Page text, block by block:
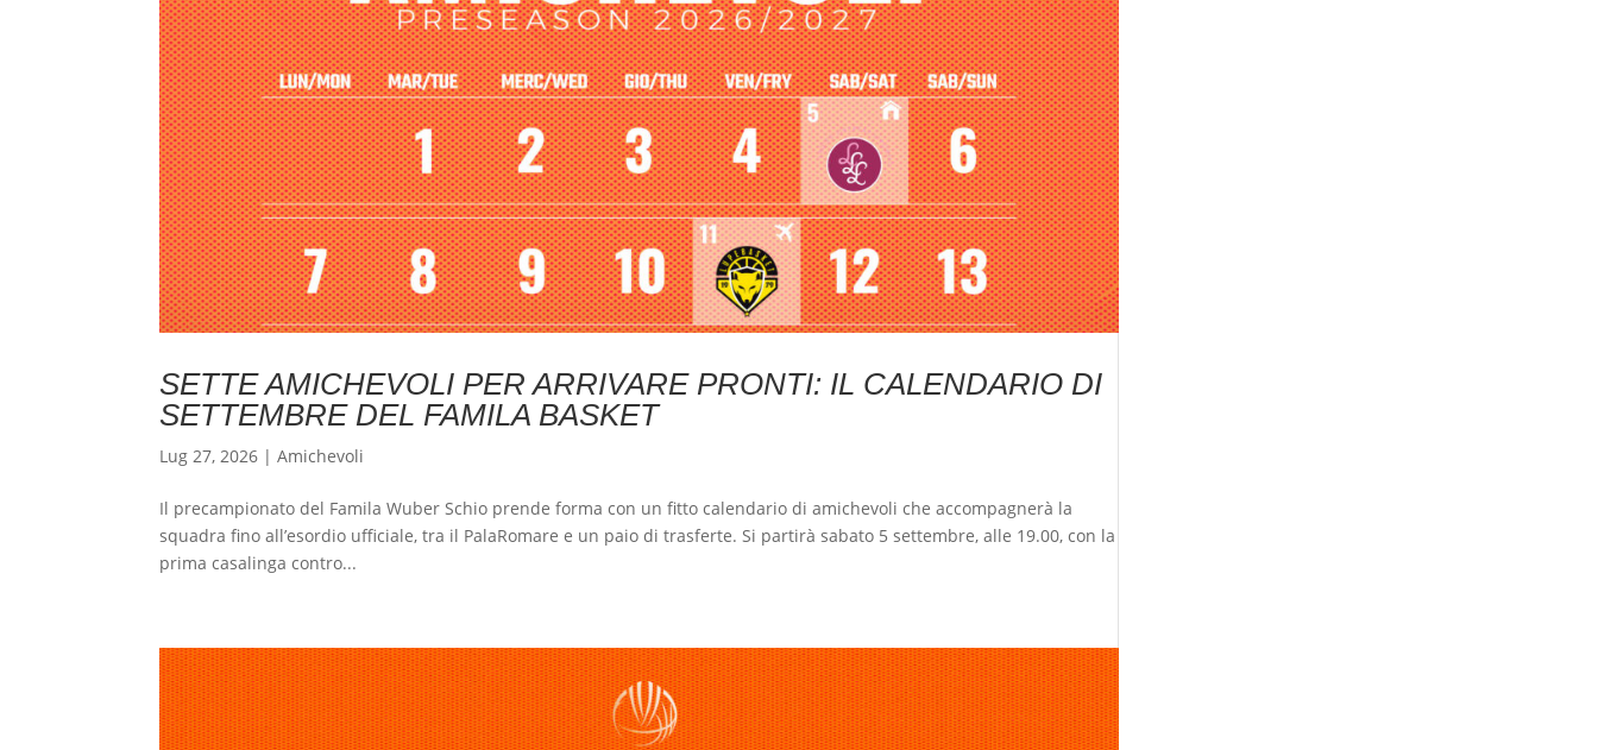
SETTE AMICHEVOLI PER ARRIVARE PRONTI: IL CALENDARIO DI
SETTEMBRE DEL FAMILA BASKET
Lug 27, 2026 |Amichevoli
Il precampionato del Famila Wuber Schio prende forma con un fitto calendario di amichevoli che accompagnerà la
squadra fino all’esordio ufficiale, tra il PalaRomare e un paio di trasferte. Si partirà sabato 5 settembre, alle 19.00, con la
prima casalinga contro...